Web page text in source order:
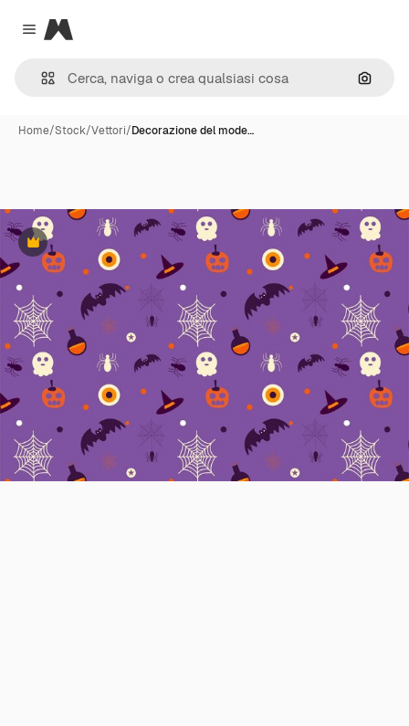
Close menu
Magnific
Cerca
Home/Stock/Vettori/Decorazione del mode…
Premium